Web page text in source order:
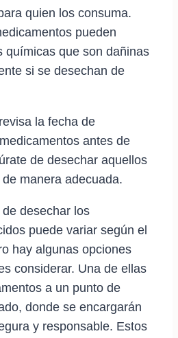
quien los consuma.
pueden
químicas que son dañinas
si se desechan de
la fecha de
antes de
de desechar aquellos
manera adecuada.
desechar los
puede variar según el
hay algunas opciones
considerar. Una de ellas
a un punto de
donde se encargarán
y responsable. Estos